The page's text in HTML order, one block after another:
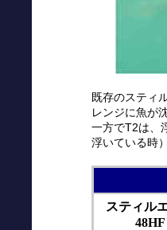
既存のスティ
レンジに魚が
一方でT2は、
浮いている時
スティル
48HF